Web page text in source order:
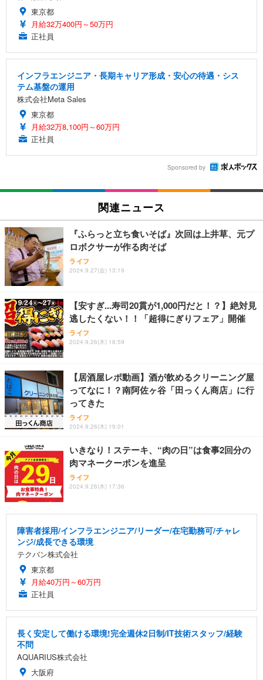
東京都
月給32万400円～50万円
正社員
インフラエンジニア・長期キャリア形成・安心の待遇・シス
テム基盤の運用
株式会社Meta Sales
東京都
月給32万8,100円～60万円
正社員
Sponsored by
関連ニュース
『ふらっと立ち食いそば』次回は上井草、元プ
ロボクサーが作る肉そば
ライフ
2024.9.27(金) 13:19
【安すぎ...寿司20貫が1,000円だと！？】絶対見
逃したくない！！「超得にぎりフェア」開催
ライフ
2024.9.26(木) 18:59
【居酒屋レポ動画】酒が飲めるクリーニング屋
ってなに！？南阿佐ヶ谷「田っくん商店」に行
ってきた
ライフ
2024.9.26(木) 19:01
いきなり！ステーキ、“肉の日”は食事2回分の
肉マネークーポンを進呈
ライフ
2024.9.26(木) 17:36
障害者採用/インフラエンジニア/リーダー/在宅勤務可/チャレ
ンジ/成長できる環境
テクバン株式会社
東京都
月給40万円～60万円
正社員
長く安定して働ける環境!完全週休2日制/IT技術スタッフ/経験
不問
AQUARIUS株式会社
大阪府